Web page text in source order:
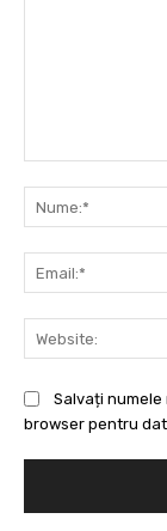
Salvați
browser pentru